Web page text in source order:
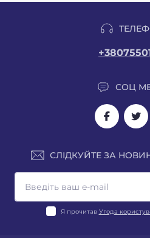
СОЦ
СЛІДКУЙТЕ ЗА
Я прочитав Угода